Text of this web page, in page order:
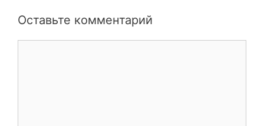
Оставьте комментарий